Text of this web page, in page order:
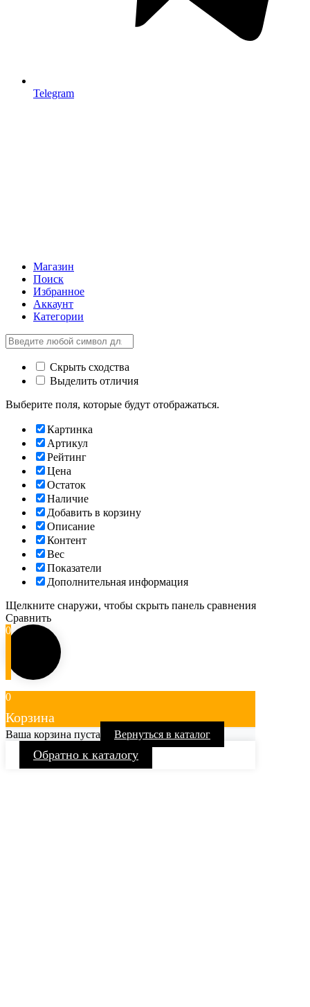
Telegram
Магазин
Поиск
Избранное
Аккаунт
Категории
Скрыть сходства
Выделить отличия
Выберите поля, которые будут отображаться.
Картинка
Артикул
Рейтинг
Цена
Остаток
Наличие
Добавить в корзину
Описание
Контент
Вес
Показатели
Дополнительная информация
Щелкните снаружи, чтобы скрыть панель сравнения
Сравнить
0
0
Корзина
Ваша корзина пуста Вернуться в каталог
Обратно к каталогу